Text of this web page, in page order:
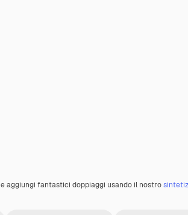
aggiungi fantastici doppiaggi usando il nostro